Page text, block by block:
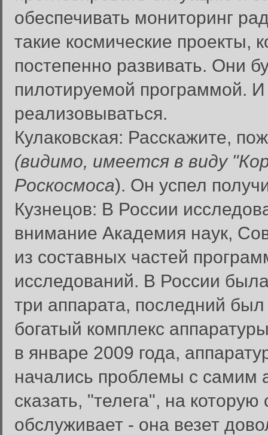
обеспечивать мониторинг
такие космические проекты,
постепенно развивать. Они
пилотируемой программой. И
реализовываться.
Кулаковская: Расскажите,
(видимо, имеется в виду
Роскосмоса). Он успел
Кузнецов: В России
внимание Академия наук,
из составных частей
исследований. В России
три аппарата, последний
богатый комплекс
в январе 2009 года,
начались проблемы с самим
сказать, "телега", на
обслуживает - она везет